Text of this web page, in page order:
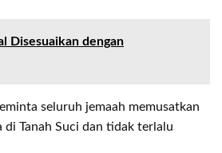
Disesuaikan dengan
seluruh jemaah memusatkan
di Tanah Suci dan tidak terlalu